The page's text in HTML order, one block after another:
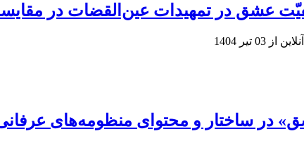
عشق در تمهیدات عین‌القضات در
از 03 تیر 1404
در ساختار و محتوای منظومه‌های